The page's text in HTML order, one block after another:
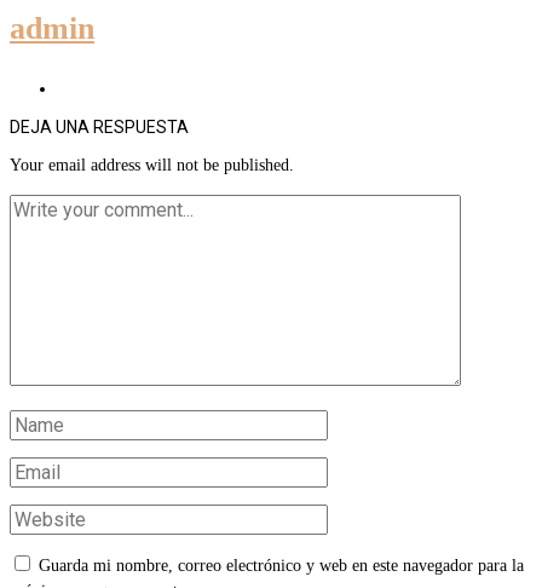
admin
DEJA UNA RESPUESTA
Your email address will not be published.
Guarda mi nombre, correo electrónico y web en este navegador para la